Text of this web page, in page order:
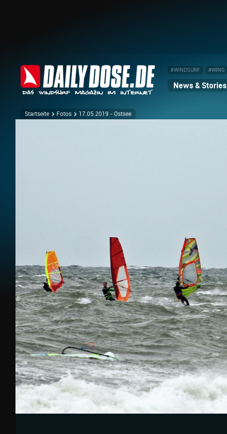
#WINDSURF #WING
News & Stories
Startseite Fotos 17.05.2019 - Ostsee